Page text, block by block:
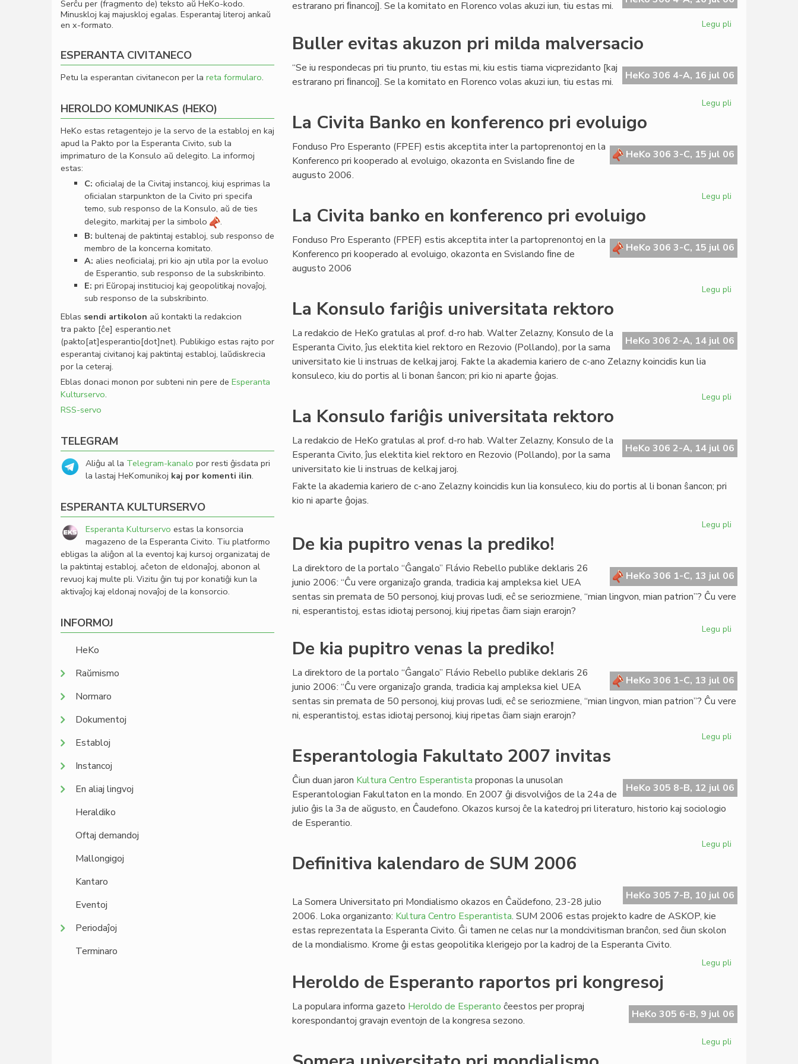
estrarano pri ﬁnancoj]. Se la komitato en Florenco volas akuzi iun, tiu estas mi.
Legu pli
pri
milda
Buller evitas akuzon pri milda malversacio
HeKo 306 4-A, 16 jul 06
“Se iu respondecas pri tiu prunto, tiu estas mi, kiu estis tiama vicprezidanto [kaj
estrarano pri ﬁnancoj]. Se la komitato en Florenco volas akuzi iun, tiu estas mi.
Legu pli
pri
milda
La Civita Banko en konferenco pri evoluigo
HeKo 306 3-C, 15 jul 06
Fonduso Pro Esperanto (FPEF) estis akceptita inter la partoprenontoj en la
Konferenco pri kooperado al evoluigo, okazonta en Svislando ﬁne de
augusto 2006.
Legu pli
en
konferenco
La Civita banko en konferenco pri evoluigo
HeKo 306 3-C, 15 jul 06
Fonduso Pro Esperanto (FPEF) estis akceptita inter la partoprenontoj en la
Konferenco pri kooperado al evoluigo, okazonta en Svislando ﬁne de
augusto 2006
Legu pli
en
konferenco
La Konsulo fariĝis universitata rektoro
HeKo 306 2-A, 14 jul 06
La redakcio de HeKo gratulas al prof. d-ro hab. Walter Zelazny, Konsulo de la
Esperanta Civito, ĵus elektita kiel rektoro en Rezovio (Pollando), por la sama
universitato kie li instruas de kelkaj jaroj. Fakte la akademia kariero de c-ano Zelazny koincidis kun lia
konsuleco, kiu do portis al li bonan ŝancon; pri kio ni aparte ĝojas.
Legu pli
universitata
rektoro
La Konsulo fariĝis universitata rektoro
HeKo 306 2-A, 14 jul 06
La redakcio de HeKo gratulas al prof. d-ro hab. Walter Zelazny, Konsulo de la
Esperanta Civito, ĵus elektita kiel rektoro en Rezovio (Pollando), por la sama
universitato kie li instruas de kelkaj jaroj.
Fakte la akademia kariero de c-ano Zelazny koincidis kun lia konsuleco, kiu do portis al li bonan ŝancon; pri
kio ni aparte ĝojas.
Legu pli
universitata
rektoro
De kia pupitro venas la prediko!
HeKo 306 1-C, 13 jul 06
La direktoro de la portalo “Ĝangalo” Flávio Rebello publike deklaris 26
junio 2006: “Ĉu vere organizaĵo granda, tradicia kaj ampleksa kiel UEA
sentas sin premata de 50 personoj, kiuj provas ludi, eĉ se seriozmiene, “mian lingvon, mian patrion”? Ĉu vere
ni, esperantistoj, estas idiotaj personoj, kiuj ripetas ĉiam siajn erarojn?
Legu pli
venas
la
prediko!
De kia pupitro venas la prediko!
HeKo 306 1-C, 13 jul 06
La direktoro de la portalo “Ĝangalo” Flávio Rebello publike deklaris 26
junio 2006: “Ĉu vere organizaĵo granda, tradicia kaj ampleksa kiel UEA
sentas sin premata de 50 personoj, kiuj provas ludi, eĉ se seriozmiene, “mian lingvon, mian patrion”? Ĉu vere
ni, esperantistoj, estas idiotaj personoj, kiuj ripetas ĉiam siajn erarojn?
Legu pli
venas
la
Esperantologia Fakultato 2007 invitas
HeKo 305 8-B, 12 jul 06
Ĉiun duan jaron Kultura Centro Esperantista proponas la unusolan
Esperantologian Fakultaton en la mondo. En 2007 ĝi disvolviĝos de la 24a de
julio ĝis la 3a de aŭgusto, en Ĉaudefono. Okazos kursoj ĉe la katedroj pri literaturo, historio kaj sociologio
de Esperantio.
Legu pli
invitas
Definitiva kalendaro de SUM 2006
HeKo 305 7-B, 10 jul 06
La Somera Universitato pri Mondialismo okazos en Ĉaŭdefono, 23-28 julio
2006. Loka organizanto: Kultura Centro Esperantista. SUM 2006 estas projekto kadre de ASKOP, kie
estas reprezentata la Esperanta Civito. Ĝi tamen ne celas nur la mondcivitisman branĉon, sed ĉiun skolon
de la mondialismo. Krome ĝi estas geopolitika klerigejo por la kadroj de la Esperanta Civito.
Legu pli
SUM
2006
Heroldo de Esperanto raportos pri kongresoj
HeKo 305 6-B, 9 jul 06
La populara informa gazeto Heroldo de Esperanto ĉeestos per propraj
korespondantoj gravajn eventojn de la kongresa sezono.
Legu pli
Serĉu per (fragmento de) teksto aŭ HeKo-kodo.
Minuskloj kaj majuskloj egalas. Esperantaj literoj ankaŭ
en x-formato.
ESPERANTA CIVITANECO
Petu la esperantan civitanecon per la reta formularo.
HEROLDO KOMUNIKAS (HEKO)
HeKo estas retagentejo je la servo de la establoj en kaj
apud la Pakto por la Esperanta Civito, sub la
imprimaturo de la Konsulo aŭ delegito. La informoj
estas:
C: oﬁcialaj de la Civitaj instancoj, kiuj esprimas la
oﬁcialan starpunkton de la Civito pri specifa
temo, sub responso de la Konsulo, aŭ de ties
delegito, markitaj per la simbolo
.
B: bultenaj de paktintaj establoj, sub responso de
membro de la koncerna komitato.
A: alies neoﬁcialaj, pri kio ajn utila por la evoluo
de Esperantio, sub responso de la subskribinto.
E: pri Eŭropaj institucioj kaj geopolitikaj novaĵoj,
sub responso de la subskribinto.
Eblas sendi artikolon aŭ kontakti la redakcion
tra pakto [ĉe] esperantio.net
(pakto[at]esperantio[dot]net). Publikigo estas rajto por
esperantaj civitanoj kaj paktintaj establoj, laŭdiskrecia
por la ceteraj.
Eblas donaci monon por subteni nin pere de Esperanta
Kulturservo.
RSS-servo
TELEGRAM
Aliĝu al la Telegram-kanalo por resti ĝisdata pri
la lastaj HeKomunikoj kaj por komenti ilin.
ESPERANTA KULTURSERVO
Esperanta Kulturservo estas la konsorcia
magazeno de la Esperanta Civito. Tiu platformo
ebligas la aliĝon al la eventoj kaj kursoj organizataj de
la paktintaj establoj, aĉeton de eldonaĵoj, abonon al
revuoj kaj multe pli. Vizitu ĝin tuj por konatiĝi kun la
aktivaĵoj kaj eldonaj novaĵoj de la konsorcio.
INFORMOJ
HeKo
Raŭmismo
Normaro
Dokumentoj
Establoj
Instancoj
En aliaj lingvoj
Heraldiko
Oftaj demandoj
Mallongigoj
Kantaro
Eventoj
Periodaĵoj
Terminaro